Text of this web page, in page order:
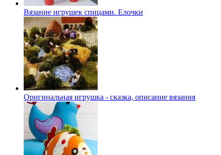
Вязание игрушек спицами. Елочки
Оригинальная игрушка - сказка, описание вязания